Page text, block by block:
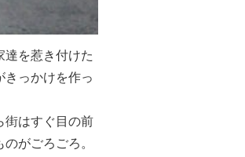
達を惹き付けた
きっかけを作っ
街はすぐ目の前
がごろごろ。